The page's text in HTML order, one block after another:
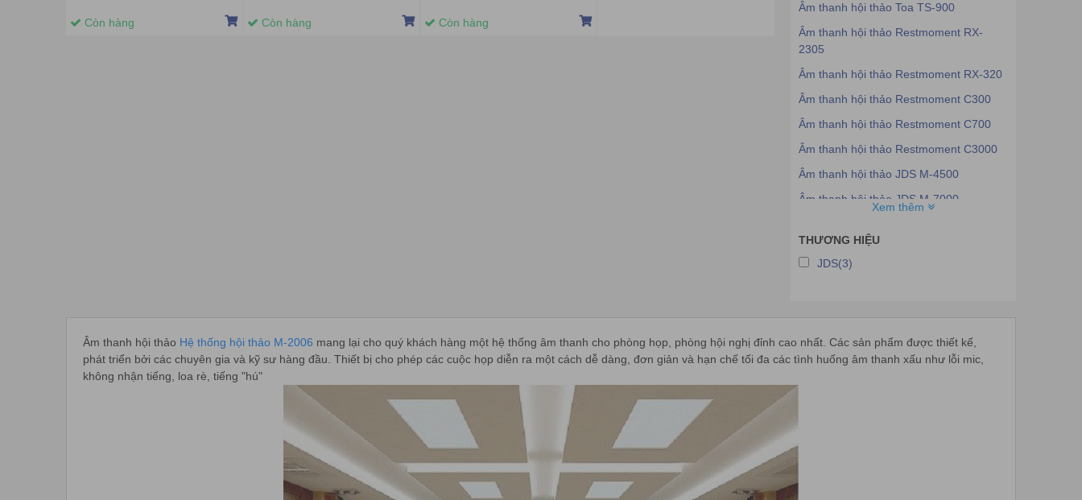
Còn hàng Còn hàng Còn hàng
Âm thanh hội thảo Toa TS-900
Âm thanh hội thảo Restmoment RX-
2305
Âm thanh hội thảo Restmoment RX-320
Âm thanh hội thảo Restmoment C300
Âm thanh hội thảo Restmoment C700
Âm thanh hội thảo Restmoment C3000
Âm thanh hội thảo JDS M-4500
Âm thanh hội thảo JDS M-7000
Âm thanh hội thảo JDS M-9001
Âm thanh hội thảo JDS M-9005
Âm thanh hội thảo JDS CH2102
Xem thêm
THƯƠNG HIỆU
JDS(3)
Âm thanh hội thảo Hệ thống hội thảo M-2006 mang lại cho quý khách hàng một hệ thống âm thanh cho phòng họp, phòng hội nghị đỉnh cao nhất. Các sản phẩm được thiết kế,
phát triển bởi các chuyên gia và kỹ sư hàng đầu. Thiết bị cho phép các cuộc họp diễn ra một cách dễ dàng, đơn giản và hạn chế tối đa các tình huống âm thanh xấu như lỗi mic,
không nhận tiếng, loa rè, tiếng "hú"